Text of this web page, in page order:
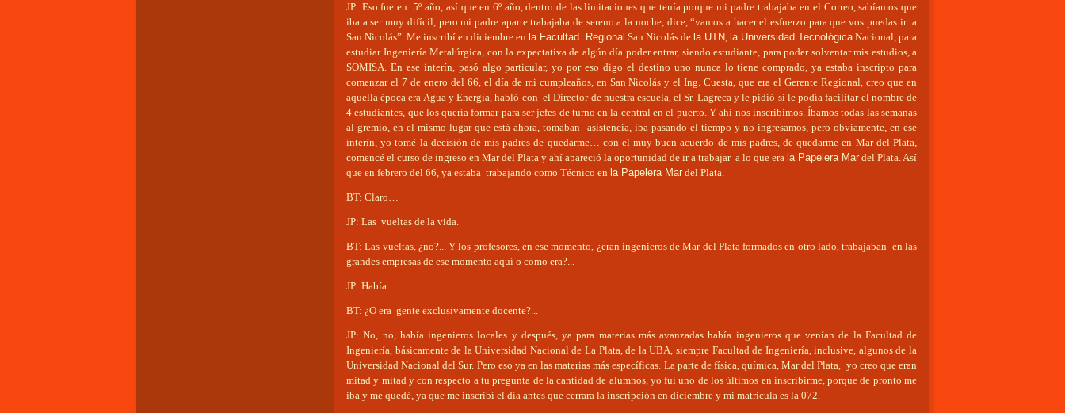
JP: Eso fue en 5º año, así que en 6º año, dentro de las limitaciones que tenía porque mi padre trabajaba en el Correo, sabíamos que
iba a ser muy difícil, pero mi padre aparte trabajaba de sereno a la noche, dice, “vamos a hacer el esfuerzo para que vos puedas ir a
San Nicolás”. Me inscribí en diciembre en la Facultad Regional San Nicolás de la UTN, la Universidad TecnológicaNacional, para
estudiar Ingeniería Metalúrgica, con la expectativa de algún día poder entrar, siendo estudiante, para poder solventar mis estudios, a
SOMISA. En ese interín, pasó algo particular, yo por eso digo el destino uno nunca lo tiene comprado, ya estaba inscripto para
comenzar el 7 de enero del 66, el día de mi cumpleaños, en San Nicolás y el Ing. Cuesta, que era el Gerente Regional, creo que en
aquella época era Agua y Energía, habló con el Director de nuestra escuela, el Sr. Lagreca y le pidió si le podía facilitar el nombre de
4 estudiantes, que los quería formar para ser jefes de turno en la central en el puerto. Y ahí nos inscribimos. Íbamos todas las semanas
al gremio, en el mismo lugar que está ahora, tomaban asistencia, iba pasando el tiempo y no ingresamos, pero obviamente, en ese
interín, yo tomé la decisión de mis padres de quedarme… con el muy buen acuerdo de mis padres, de quedarme en Mar del Plata,
comencé el curso de ingreso en Mar del Plata y ahí apareció la oportunidad de ir a trabajar a lo que era la Papelera Mar del Plata. Así
que en febrero del 66, ya estaba trabajando como Técnico en la Papelera Mar del Plata.
BT: Claro…
JP: Las vueltas de la vida.
BT: Las vueltas, ¿no?... Y los profesores, en ese momento, ¿eran ingenieros de Mar del Plata formados en otro lado, trabajaban en las
grandes empresas de ese momento aquí o como era?...
JP: Había…
BT: ¿O era gente exclusivamente docente?...
JP: No, no, había ingenieros locales y después, ya para materias más avanzadas había ingenieros que venían de la Facultad de
Ingeniería, básicamente de la Universidad Nacional de La Plata, de la UBA, siempre Facultad de Ingeniería, inclusive, algunos de la
Universidad Nacional del Sur. Pero eso ya en las materias más específicas. La parte de física, química, Mar del Plata, yo creo que eran
mitad y mitad y con respecto a tu pregunta de la cantidad de alumnos, yo fui uno de los últimos en inscribirme, porque de pronto me
iba y me quedé, ya que me inscribí el día antes que cerrara la inscripción en diciembre y mi matrícula es la 072.